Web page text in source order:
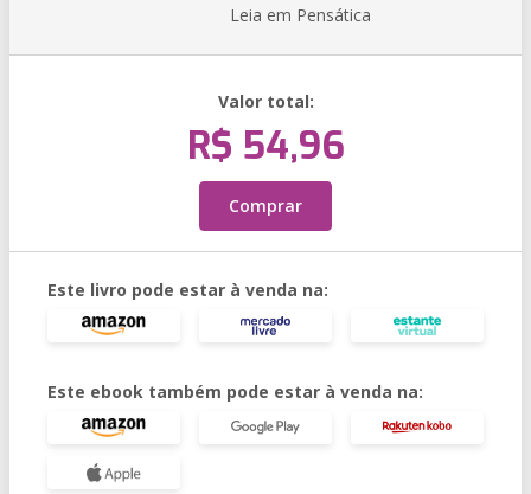
Leia em Pensática
Valor total:
R$ 54,96
Comprar
Este livro pode estar à venda na:
Este ebook também pode estar à venda na: